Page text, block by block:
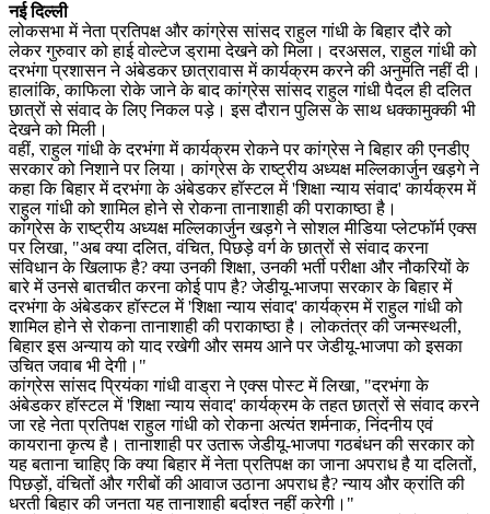
नई दिल्ली
लोकसभा में नेता प्रतिपक्ष और कांग्रेस सांसद राहुल गांधी के बिहार दौरे को
लेकर गुरुवार को हाई वोल्टेज ड्रामा देखने को मिला। दरअसल, राहुल गांधी को
दरभंगा प्रशासन ने अंबेडकर छात्रावास में कार्यक्रम करने की अनुमति नहीं दी।
हालांकि, काफिला रोके जाने के बाद कांग्रेस सांसद राहुल गांधी पैदल ही दलित
छात्रों से संवाद के लिए निकल पड़े। इस दौरान पुलिस के साथ धक्कामुक्की भी
देखने को मिली।
वहीं, राहुल गांधी के दरभंगा में कार्यक्रम रोकने पर कांग्रेस ने बिहार की एनडीए
सरकार को निशाने पर लिया। कांग्रेस के राष्ट्रीय अध्यक्ष मल्लिकार्जुन खड़गे ने
कहा कि बिहार में दरभंगा के अंबेडकर हॉस्टल में 'शिक्षा न्याय संवाद' कार्यक्रम में
राहुल गांधी को शामिल होने से रोकना तानाशाही की पराकाष्ठा है।
कांग्रेस के राष्ट्रीय अध्यक्ष मल्लिकार्जुन खड़गे ने सोशल मीडिया प्लेटफॉर्म एक्स
पर लिखा, "अब क्या दलित, वंचित, पिछड़े वर्ग के छात्रों से संवाद करना
संविधान के खिलाफ है? क्या उनकी शिक्षा, उनकी भर्ती परीक्षा और नौकरियों के
बारे में उनसे बातचीत करना कोई पाप है? जेडीयू-भाजपा सरकार के बिहार में
दरभंगा के अंबेडकर हॉस्टल में 'शिक्षा न्याय संवाद' कार्यक्रम में राहुल गांधी को
शामिल होने से रोकना तानाशाही की पराकाष्ठा है। लोकतंत्र की जन्मस्थली,
बिहार इस अन्याय को याद रखेगी और समय आने पर जेडीयू-भाजपा को इसका
उचित जवाब भी देगी।"
कांग्रेस सांसद प्रियंका गांधी वाड्रा ने एक्स पोस्ट में लिखा, "दरभंगा के
अंबेडकर हॉस्टल में 'शिक्षा न्याय संवाद' कार्यक्रम के तहत छात्रों से संवाद करने
जा रहे नेता प्रतिपक्ष राहुल गांधी को रोकना अत्यंत शर्मनाक, निंदनीय एवं
कायराना कृत्य है। तानाशाही पर उतारू जेडीयू-भाजपा गठबंधन की सरकार को
यह बताना चाहिए कि क्या बिहार में नेता प्रतिपक्ष का जाना अपराध है या दलितों,
पिछड़ों, वंचितों और गरीबों की आवाज उठाना अपराध है? न्याय और क्रांति की
धरती बिहार की जनता यह तानाशाही बर्दाश्त नहीं करेगी।"